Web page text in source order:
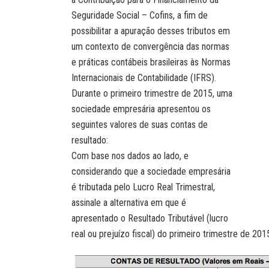
Seguridade Social – Cofins, a fim de
possibilitar a apuração desses tributos em
um contexto de convergência das normas
e práticas contábeis brasileiras às Normas
Internacionais de Contabilidade (IFRS).
Durante o primeiro trimestre de 2015, uma
sociedade empresária apresentou os
seguintes valores de suas contas de
resultado:
Com base nos dados ao lado, e
considerando que a sociedade empresária
é tributada pelo Lucro Real Trimestral,
assinale a alternativa em que é
apresentado o Resultado Tributável (lucro
real ou prejuízo fiscal) do primeiro trimestre de